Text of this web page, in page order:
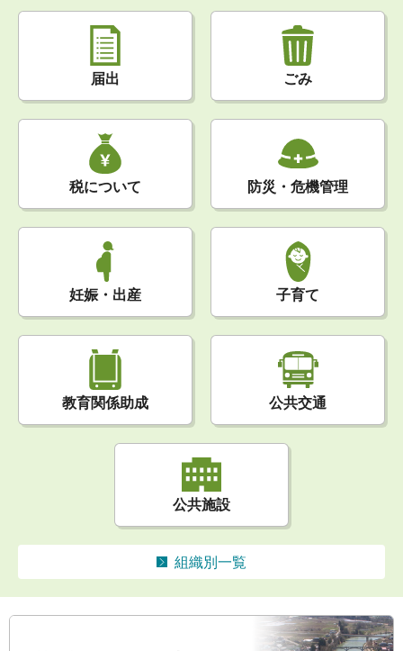
届出 ごみ
税について 防災・危機管理
妊娠・出産 子育て
教育関係助成 公共交通
公共施設
組織別一覧